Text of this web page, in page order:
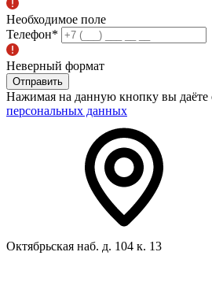
Необходимое поле
Телефон*
Неверный формат
Отправить
Нажимая на данную кнопку вы даёте
персональных данных
Октябрьская наб. д. 104 к. 13